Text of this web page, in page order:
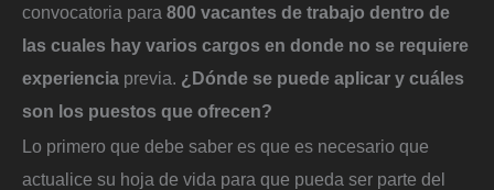
convocatoria para 800 vacantes de trabajo dentro de
las cuales hay varios cargos en donde no se requiere
experiencia previa. ¿Dónde se puede aplicar y cuáles
son los puestos que ofrecen?
Lo primero que debe saber es que es necesario que
actualice su hoja de vida para que pueda ser parte del